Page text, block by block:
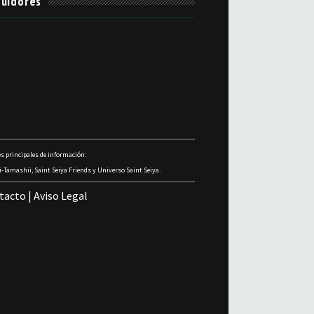
principales de información:
Tamashii, Saint Seiya Friends y Universo Saint Seiya.
|Aviso Legal